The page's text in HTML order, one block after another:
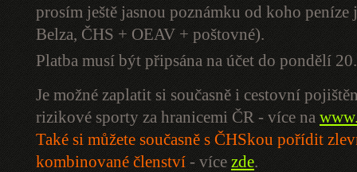
prosím ještě jasnou poznámku od koho
Belza, ČHS + OEAV + poštovné).
Platba musí být připsána na účet do pondělí
Je možné zaplatit si současně i cestovní
rizikové sporty za hranicemi ČR - více na
Také si můžete současně s ČHSkou pořídit
kombinované členství - více zde.